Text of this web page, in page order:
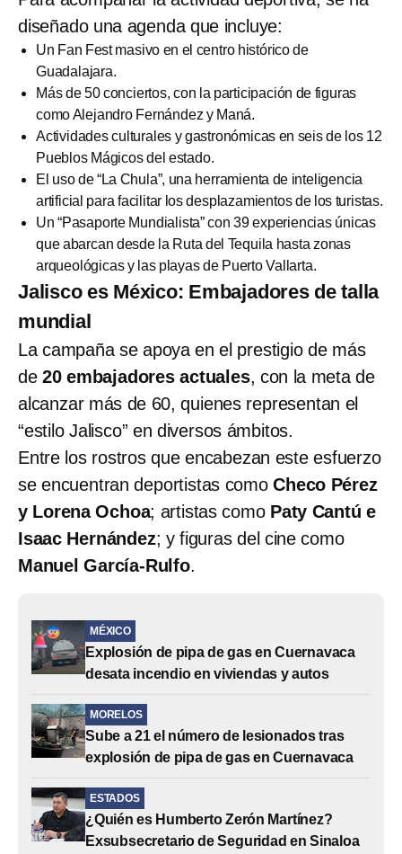
diseñado una agenda que incluye:
Un Fan Fest masivo en el centro histórico de
Guadalajara.
Más de 50 conciertos, con la participación de figuras
como Alejandro Fernández y Maná.
Actividades culturales y gastronómicas en seis de los 12
Pueblos Mágicos del estado.
El uso de “La Chula”, una herramienta de inteligencia
artificial para facilitar los desplazamientos de los turistas.
Un “Pasaporte Mundialista” con 39 experiencias únicas
que abarcan desde la Ruta del Tequila hasta zonas
arqueológicas y las playas de Puerto Vallarta.
Jalisco es México: Embajadores de talla
mundial
La campaña se apoya en el prestigio de más
de 20 embajadores actuales, con la meta de
alcanzar más de 60, quienes representan el
“estilo Jalisco” en diversos ámbitos.
Entre los rostros que encabezan este esfuerzo
se encuentran deportistas comoCheco Pérez
y Lorena Ochoa; artistas como Paty Cantú e
Isaac Hernández; y figuras del cine como
Manuel García-Rulfo.
MÉXICO
Explosión de pipa de gas en Cuernavaca
desata incendio en viviendas y autos
MORELOS
Sube a 21 el número de lesionados tras
explosión de pipa de gas en Cuernavaca
ESTADOS
¿Quién es Humberto Zerón Martínez?
Exsubsecretario de Seguridad en Sinaloa